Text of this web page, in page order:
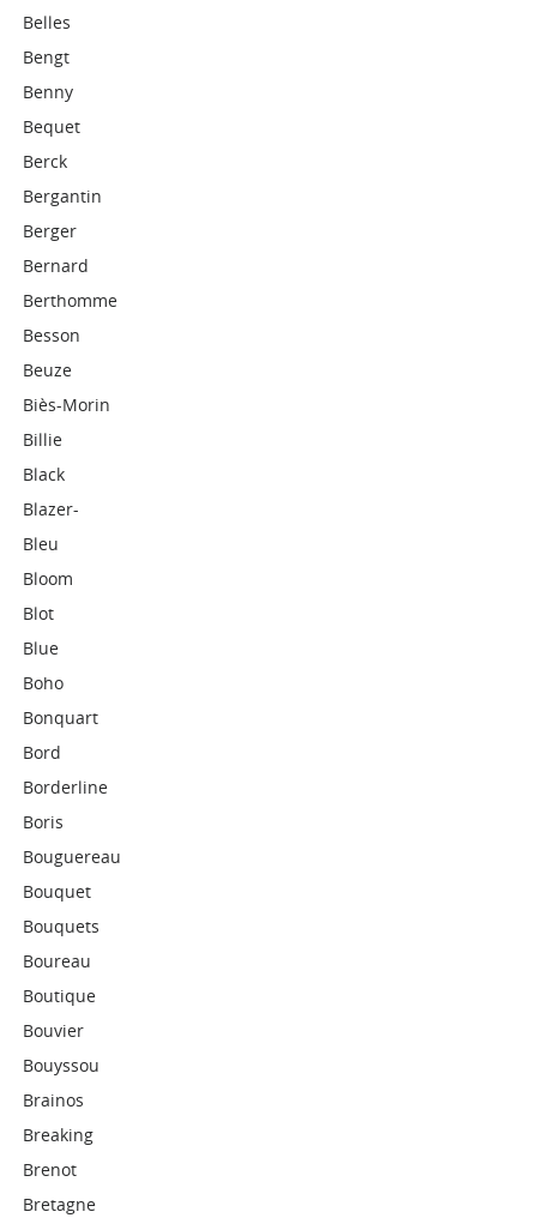
Belles
Bengt
Benny
Bequet
Berck
Bergantin
Berger
Bernard
Berthomme
Besson
Beuze
Biès-Morin
Billie
Black
Blazer-
Bleu
Bloom
Blot
Blue
Boho
Bonquart
Bord
Borderline
Boris
Bouguereau
Bouquet
Bouquets
Boureau
Boutique
Bouvier
Bouyssou
Brainos
Breaking
Brenot
Bretagne